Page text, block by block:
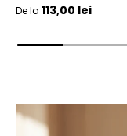
Pret initial
De la 113,00 lei